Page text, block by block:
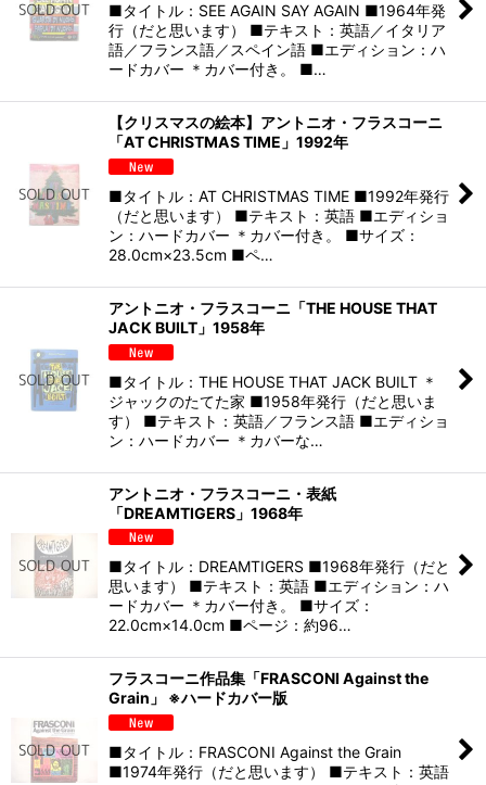
■タイトル：SEE AGAIN SAY AGAIN ■1964年発
行（だと思います） ■テキスト：英語／イタリア
語／フランス語／スペイン語 ■エディション：ハ
ードカバー ＊カバー付き。 ■…
【クリスマスの絵本】アントニオ・フラスコーニ
「AT CHRISTMAS TIME」1992年
■タイトル：AT CHRISTMAS TIME ■1992年発行
（だと思います） ■テキスト：英語 ■エディショ
ン：ハードカバー ＊カバー付き。 ■サイズ：
28.0cm×23.5cm ■ペ…
アントニオ・フラスコーニ「THE HOUSE THAT
JACK BUILT」1958年
■タイトル：THE HOUSE THAT JACK BUILT ＊
ジャックのたてた家 ■1958年発行（だと思いま
す） ■テキスト：英語／フランス語 ■エディショ
ン：ハードカバー ＊カバーな…
アントニオ・フラスコーニ・表紙
「DREAMTIGERS」1968年
■タイトル：DREAMTIGERS ■1968年発行（だと
思います） ■テキスト：英語 ■エディション：ハ
ードカバー ＊カバー付き。 ■サイズ：
22.0cm×14.0cm ■ページ：約96…
フラスコーニ作品集「FRASCONI Against the
Grain」 ※ハードカバー版
■タイトル：FRASCONI Against the Grain
■1974年発行（だと思います） ■テキスト：英語